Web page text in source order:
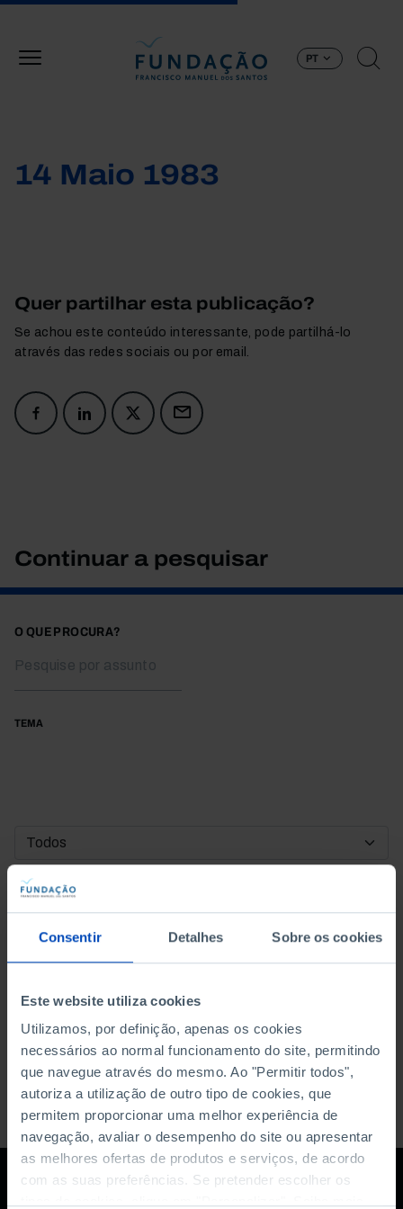
Consentir Detalhes Sobre os cookies
Este website utiliza cookies
Utilizamos, por definição, apenas os cookies
necessários ao normal funcionamento do site, permitindo
que navegue através do mesmo. Ao "Permitir todos",
autoriza a utilização de outro tipo de cookies, que
permitem proporcionar uma melhor experiência de
navegação, avaliar o desempenho do site ou apresentar
as melhores ofertas de produtos e serviços, de acordo
com as suas preferências. Se pretender escolher os
PT
14 Maio 1983
Quer partilhar esta publicação?
Se achou este conteúdo interessante, pode partilhá-lo
através das redes sociais ou por email.
Continuar a pesquisar
O QUE PROCURA?
TEMA
DATA DE INÍCIO
DATA DE FIM